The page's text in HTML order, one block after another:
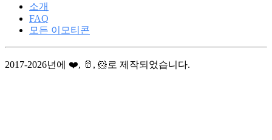
소개
FAQ
모든 이모티콘
2017-2026년에 ❤️, 🥛, 🐹로 제작되었습니다.